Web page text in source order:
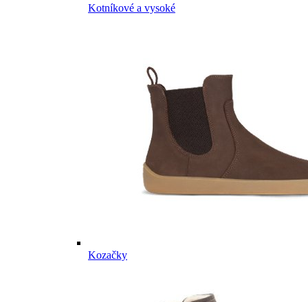
Kotníkové a vysoké
Kozačky